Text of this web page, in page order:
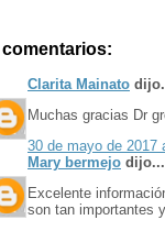
comentarios:
Clarita Mainato
Muchas gracias Dr
30 de mayo de 2017
Mary bermejo dijo...
Excelente
son tan importantes